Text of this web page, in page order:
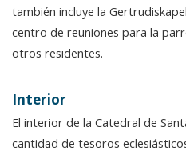
también incluye la
centro de reuniones para la
otros residentes.
Interior
El interior de la Catedral de
cantidad de tesoros